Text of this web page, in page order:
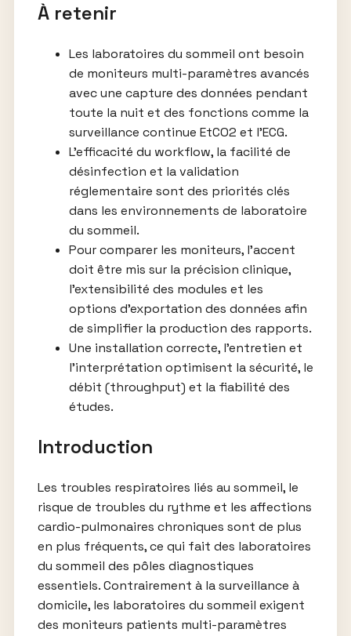
À retenir
Les laboratoires du sommeil ont besoin
de moniteurs multi-paramètres avancés
avec une capture des données pendant
toute la nuit et des fonctions comme la
surveillance continue EtCO2 et l’ECG.
L’efficacité du workflow, la facilité de
désinfection et la validation
réglementaire sont des priorités clés
dans les environnements de laboratoire
du sommeil.
Pour comparer les moniteurs, l’accent
doit être mis sur la précision clinique,
l’extensibilité des modules et les
options d’exportation des données afin
de simplifier la production des rapports.
Une installation correcte, l’entretien et
l’interprétation optimisent la sécurité, le
débit (throughput) et la fiabilité des
études.
Introduction
Les troubles respiratoires liés au sommeil, le
risque de troubles du rythme et les affections
cardio-pulmonaires chroniques sont de plus
en plus fréquents, ce qui fait des laboratoires
du sommeil des pôles diagnostiques
essentiels. Contrairement à la surveillance à
domicile, les laboratoires du sommeil exigent
des moniteurs patients multi-paramètres